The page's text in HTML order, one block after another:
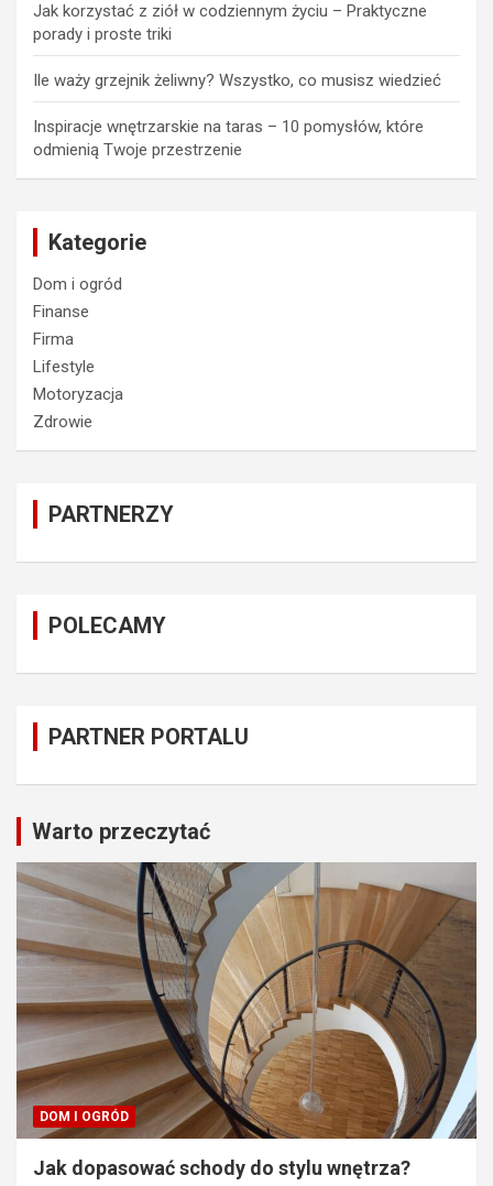
Jak korzystać z ziół w codziennym życiu – Praktyczne
porady i proste triki
Ile waży grzejnik żeliwny? Wszystko, co musisz wiedzieć
Inspiracje wnętrzarskie na taras – 10 pomysłów, które
odmienią Twoje przestrzenie
Kategorie
Dom i ogród
Finanse
Firma
Lifestyle
Motoryzacja
Zdrowie
PARTNERZY
POLECAMY
PARTNER PORTALU
Warto przeczytać
DOM I OGRÓD
Jak dopasować schody do stylu wnętrza?